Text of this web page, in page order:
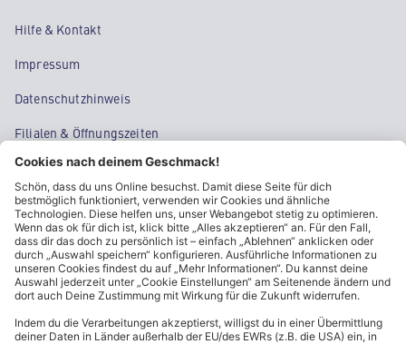
Hilfe & Kontakt
Impressum
Datenschutzhinweis
Filialen & Öffnungszeiten
Kontakt
Cookie-Einstellungen
Kundeninformationen
ALDI Nord folgen